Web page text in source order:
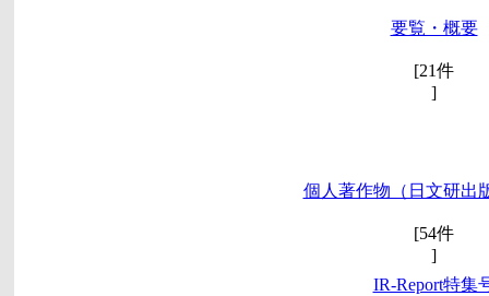
要覧・概要
[21件
]
個人著作物（日文研出
[54件
]
IR-Report特集